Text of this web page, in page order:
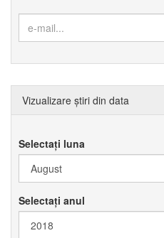
Vizualizare știri din data
Selectați luna
Selectați anul